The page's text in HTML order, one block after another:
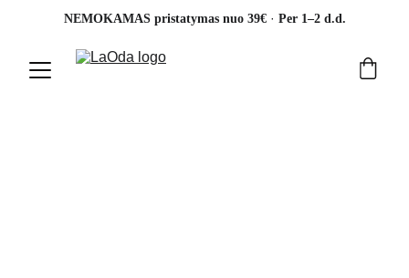
NEMOKAMAS pristatymas nuo 39€ · Per 1–2 d.d.